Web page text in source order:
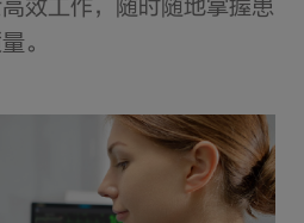
效工作，随时随地掌握患
。